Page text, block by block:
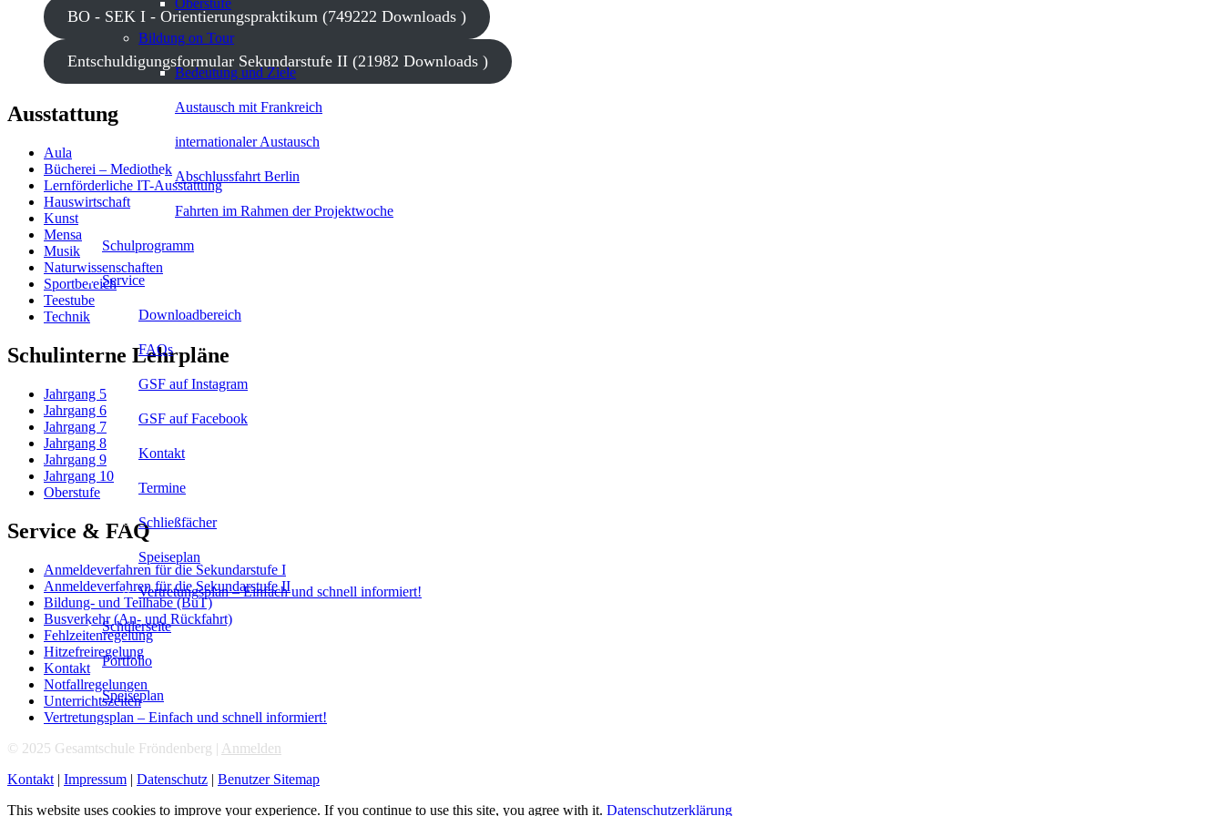
Oberstufe
Bildung on Tour
Bedeutung und Ziele
Austausch mit Frankreich
internationaler Austausch
Abschlussfahrt Berlin
Fahrten im Rahmen der Projektwoche
Schulprogramm
Service
Downloadbereich
FAQs
GSF auf Instagram
GSF auf Facebook
Kontakt
Termine
Schließfächer
Speiseplan
Vertretungsplan – Einfach und schnell informiert!
Schülerseite
Portfolio
Speiseplan
BO - SEK I - Orientierungspraktikum (749222 Downloads )
Entschuldigungsformular Sekundarstufe II (21982 Downloads )
Ausstattung
Aula
Bücherei – Mediothek
Lernförderliche IT-Ausstattung
Hauswirtschaft
Kunst
Mensa
Musik
Naturwissenschaften
Sportbereich
Teestube
Technik
Schulinterne Lehrpläne
Jahrgang 5
Jahrgang 6
Jahrgang 7
Jahrgang 8
Jahrgang 9
Jahrgang 10
Oberstufe
Service & FAQ
Anmeldeverfahren für die Sekundarstufe I
Anmeldeverfahren für die Sekundarstufe II
Bildung- und Teilhabe (BuT)
Busverkehr (An- und Rückfahrt)
Fehlzeitenregelung
Hitzefreiregelung
Kontakt
Notfallregelungen
Unterrichtszeiten
Vertretungsplan – Einfach und schnell informiert!
© 2025 Gesamtschule Fröndenberg | Anmelden
Kontakt | Impressum | Datenschutz | Benutzer Sitemap
This website uses cookies to improve your experience. If you continue to use this site, you agree with it. Datenschutzerklärung